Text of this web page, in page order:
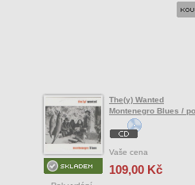
The(y) Wanted
Montenegro Blues /
Vaše cena
109,00 Kč